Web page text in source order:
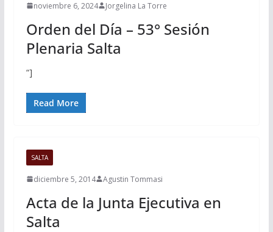
noviembre 6, 2024 Jorgelina La Torre
Orden del Día – 53° Sesión
Plenaria Salta
“]
Read More
SALTA
diciembre 5, 2014 Agustin Tommasi
Acta de la Junta Ejecutiva en
Salta